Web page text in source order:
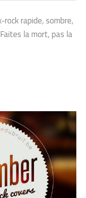
rock rapide, sombre,
la mort, pas la